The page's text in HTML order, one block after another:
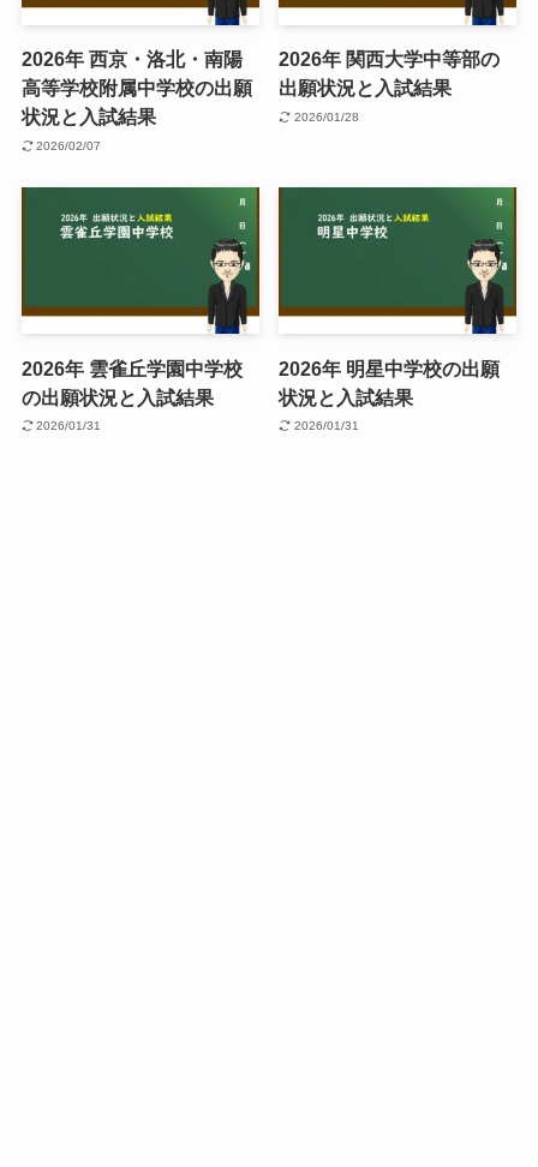
2026年 西京・洛北・南陽
高等学校附属中学校の出願
状況と入試結果
2026/02/07
2026年 関西大学中等部の
出願状況と入試結果
2026/01/28
2026年 雲雀丘学園中学校
の出願状況と入試結果
2026/01/31
2026年 明星中学校の出願
状況と入試結果
2026/01/31